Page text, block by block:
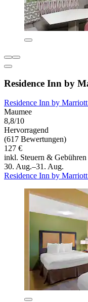
Residence Inn by
Residence Inn by
Maumee
8,8/10
Hervorragend
(617 Bewertungen)
127 €
inkl. Steuern & Gebühren
30. Aug.–31. Aug.
Residence Inn by